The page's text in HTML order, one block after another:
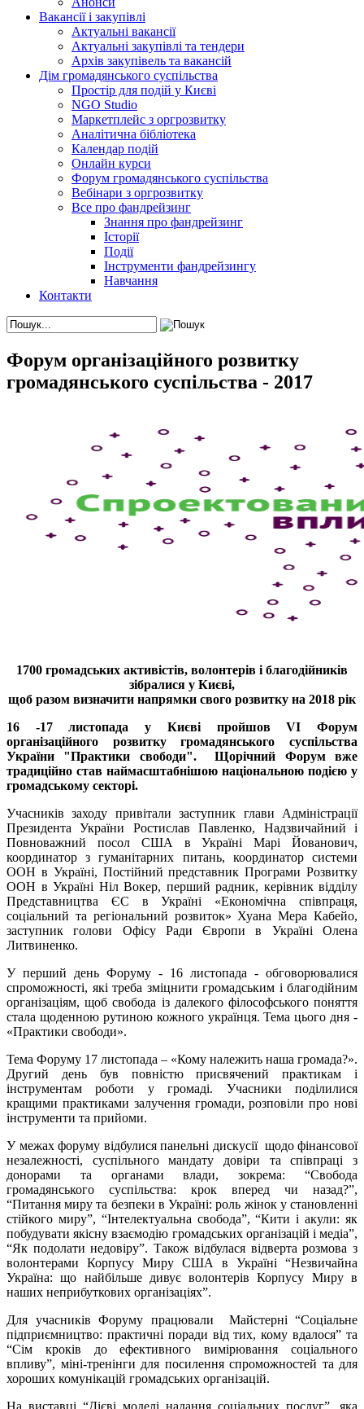
Вакансії і закупівлі
Актуальні вакансії
Актуальні закупівлі та тендери
Архів закупівель та вакансій
Дім громадянського суспільства
Простір для подій у Києві
NGO Studio
Маркетплейс з оргрозвитку
Аналітична бібліотека
Календар подій
Онлайн курси
Форум громадянського суспільства
Вебінари з оргрозвитку
Все про фандрейзинг
Знання про фандрейзинг
Історії
Події
Інструменти фандрейзингу
Навчання
Контакти
Форум організаційного розвитку
громадянського суспільства - 2017
1700 громадських активістів, волонтерів і благодійників
зібралися у Києві,
щоб разом визначити напрямки свого розвитку на 2018 рік
16 -17 листопада у Києві пройшов VI Форум
організаційного розвитку громадянського суспільства
України "Практики свободи". Щорічний Форум вже
традиційно став наймасштабнішою національною подією у
громадському секторі.
Учасників заходу привітали заступник глави Адміністрації
Президента України Ростислав Павленко, Надзвичайний і
Повноважний посол США в Україні Марі Йованович,
координатор з гуманітарних питань, координатор системи
ООН в Україні, Постійний представник Програми Розвитку
ООН в Україні Ніл Вокер, перший радник, керівник відділу
Представництва ЄС в Україні «Економічна співпраця,
соціальний та регіональний розвиток» Хуана Мера Кабейо,
заступник голови Офісу Ради Європи в Україні Олена
Литвиненко.
У перший день Форуму - 16 листопада - обговорювалися
спроможності, які треба зміцнити громадським і благодійним
організаціям, щоб свобода із далекого філософського поняття
стала щоденною рутиною кожного українця. Тема цього дня -
«Практики свободи».
Тема Форуму 17 листопада – «Кому належить наша громада?».
Другий день був повністю присвячений практикам і
інструментам роботи у громаді. Учасники поділилися
кращими практиками залучення громади, розповіли про нові
інструменти та прийоми.
У межах форуму відбулися панельні дискусії щодо фінансової
незалежності, суспільного мандату довіри та співпраці з
донорами та органами влади, зокрема: “Свобода
громадянського суспільства: крок вперед чи назад?”,
“Питання миру та безпеки в Україні: роль жінок у становленні
стійкого миру”, “Інтелектуальна свобода”, “Кити і акули: як
побудувати якісну взаємодію громадських організацій і медіа”,
“Як подолати недовіру”. Також відбулася відверта розмова з
волонтерами Корпусу Миру США в Україні “Незвичайна
Україна: що найбільше дивує волонтерів Корпусу Миру в
наших неприбуткових організаціях”.
Для учасників Форуму працювали Майстерні “Соціальне
підприємництво: практичні поради від тих, кому вдалося” та
“Сім кроків до ефективного вимірювання соціального
впливу”, міні-тренінги для посилення спроможностей та для
хороших комунікацій громадських організацій.